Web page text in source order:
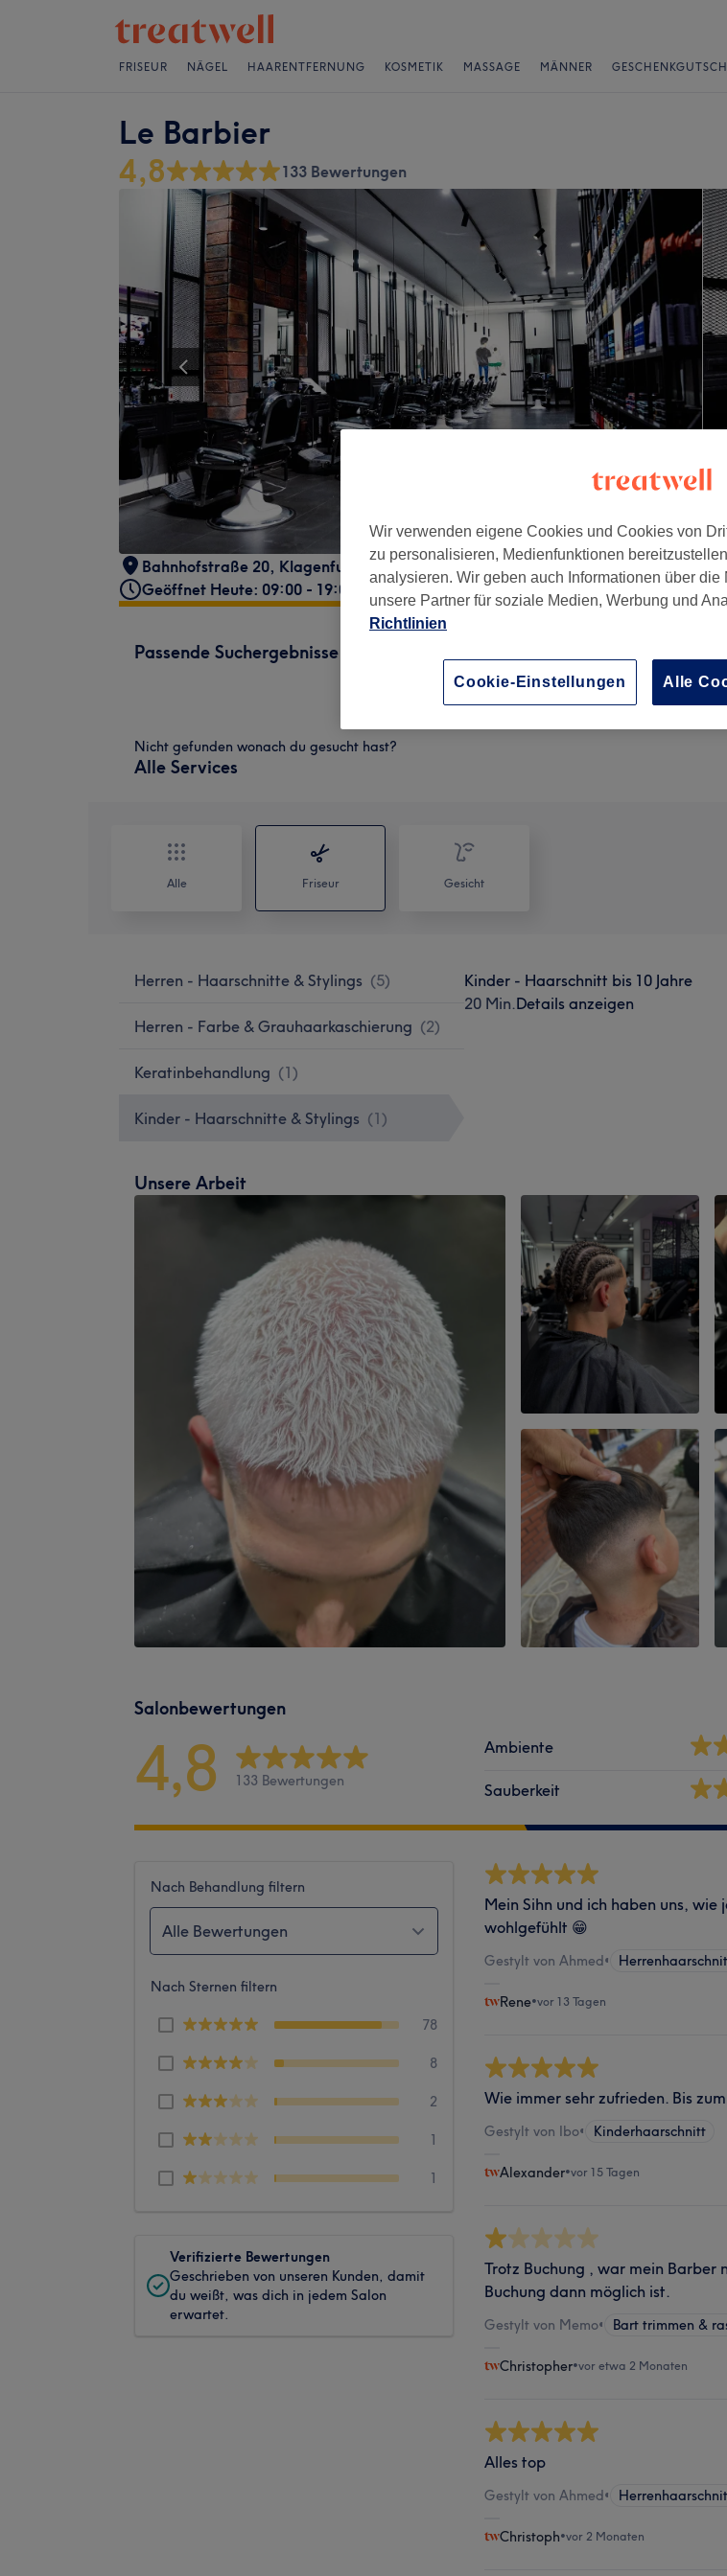
FRISEUR NÄGEL HAARENTFERNUNG KOSMETIK MASSAGE MÄNNER
Le Barbier
4,8 133 Bewertungen
Bahnhofstraße 20, Klagenfurt Am Wörthersee, 9020
Geöffnet Heute: 09:00 - 19:00
Passende Suchergebnisse
20 Min.Details anzeigen
Nicht gefunden wonach du gesucht hast?
Alle Services
Alle Friseur Gesicht
Herren - Haarschnitte & Stylings (5)
Herren - Farbe & Grauhaarkaschierung (2)
Keratinbehandlung (1)
Kinder - Haarschnitte & Stylings (1 )
Kinder - Haarschnitt bis 10 Jahre
20 Min.Details anzeigen
Unsere Arbeit
Salonbewertungen
4,8 133 Bewertungen
Ambiente
Sauberkeit
Nach Behandlung filtern
Alle Bewertungen
Nach Sternen filtern
78
8
2
1
1
Verifizierte Bewertungen
Geschrieben von unseren Kunden, damit
du weißt, was dich in jedem Salon
erwartet.
Mein Sihn und ich haben uns,
wohlgefühlt 😁
Gestylt von Ahmed•
Rene•vor 13 Tagen
Wie immer sehr zufrieden. Bis
Gestylt von Ibo• Kinderhaarschnitt
Alexander•vor 15 Tagen
Trotz Buchung , war mein Barber
Buchung dann möglich ist.
Gestylt von Memo• Bart trimmen &
Christopher•vor etwa 2 Monaten
Alles top
Gestylt von Ahmed•
Christoph•vor 2 Monaten
Wir verwenden eigene Cookies und Cookies von
zu personalisieren, Medienfunktionen
analysieren. Wir geben auch Informationen über die
unsere Partner für soziale Medien, Werbung und
Richtlinien
Alle
Cookie-Einstellungen